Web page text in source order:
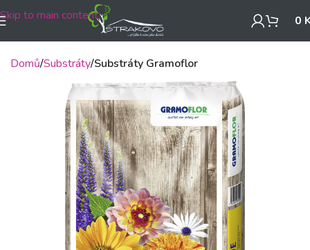
Skip to main content 0
Domů Substráty Substráty Gramoflor